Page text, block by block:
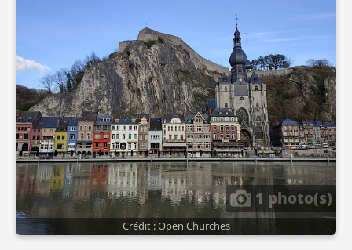
1 photo(s)
Crédit : Open Churches